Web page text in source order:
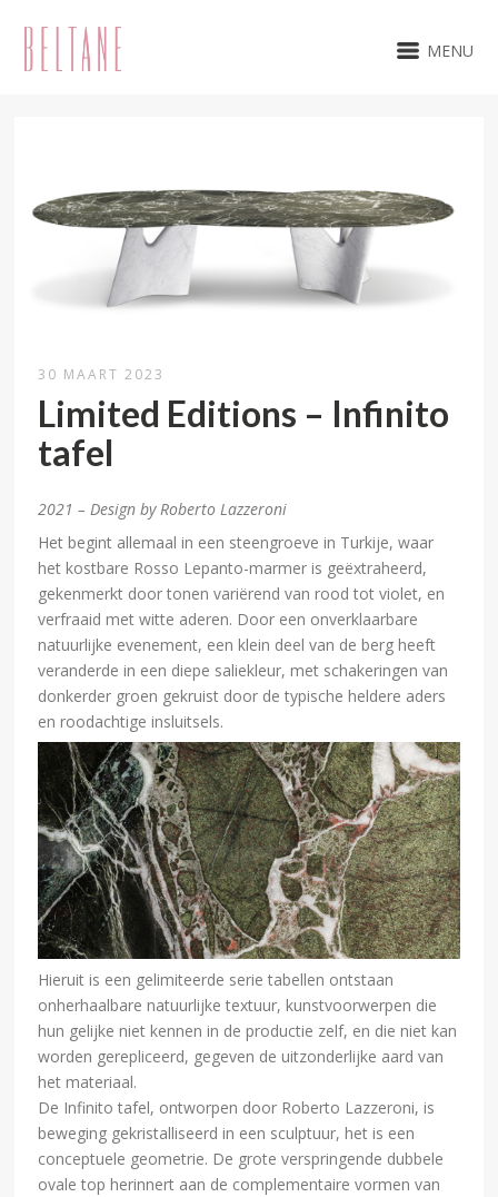
MENU
30 MAART 2023
Limited Editions – Infinito
tafel
2021 – Design by Roberto Lazzeroni
Het begint allemaal in een steengroeve in Turkije, waar
het kostbare Rosso Lepanto-marmer is geëxtraheerd,
gekenmerkt door tonen variërend van rood tot violet, en
verfraaid met witte aderen. Door een onverklaarbare
natuurlijke evenement, een klein deel van de berg heeft
veranderde in een diepe saliekleur, met schakeringen van
donkerder groen gekruist door de typische heldere aders
en roodachtige insluitsels.
Hieruit is een gelimiteerde serie tabellen ontstaan
onherhaalbare natuurlijke textuur, kunstvoorwerpen die
hun gelijke niet kennen in de productie zelf, en die niet kan
worden gerepliceerd, gegeven de uitzonderlijke aard van
het materiaal.
De Infinito tafel, ontworpen door Roberto Lazzeroni, is
beweging gekristalliseerd in een sculptuur, het is een
conceptuele geometrie. De grote verspringende dubbele
ovale top herinnert aan de complementaire vormen van